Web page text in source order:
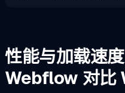
性能与加载速
Webflow 对比